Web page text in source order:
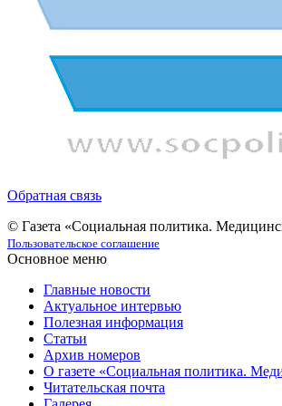
Обратная связь
© Газета «Социальная политика.
Пользовательское соглашение
Основное меню
Главные новости
Актуальное интервью
Полезная информация
Статьи
Архив номеров
О газете «Социальная политика.
Читательская почта